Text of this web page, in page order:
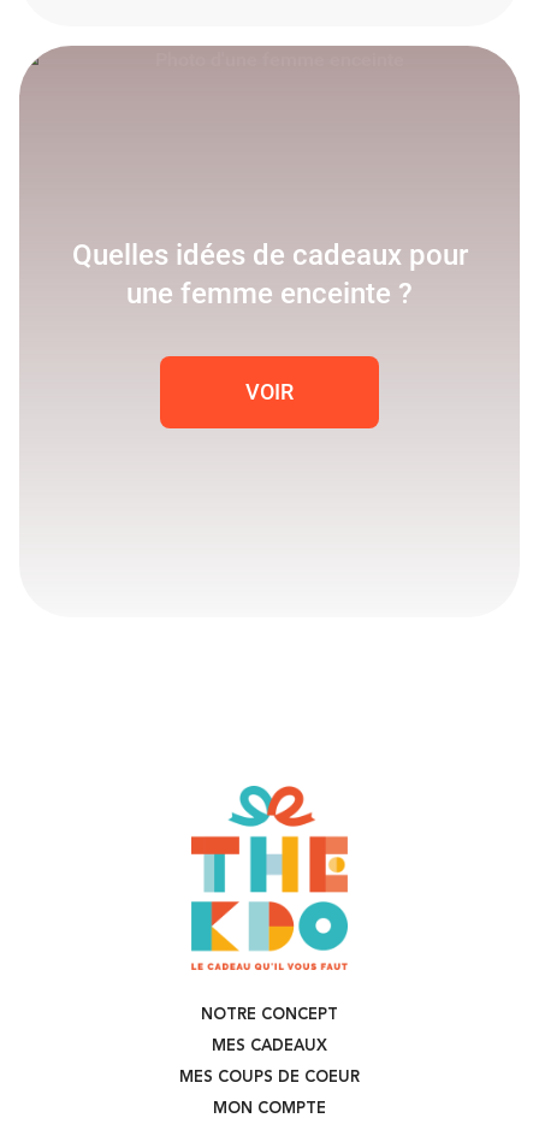
Quelles idées de cadeaux pour
une femme enceinte ?
VOIR
NOTRE CONCEPT
MES CADEAUX
MES COUPS DE COEUR
MON COMPTE